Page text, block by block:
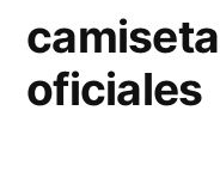
oficiales